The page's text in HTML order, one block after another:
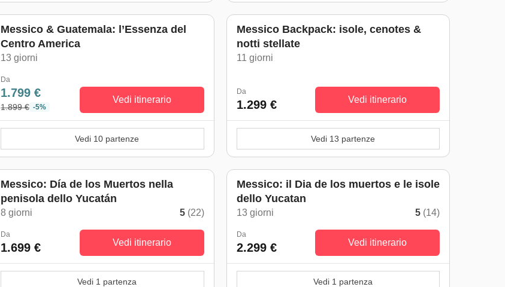
Messico & Guatemala: l’Essenza del
Centro America
13 giorni
Da
1.799 €
1.899 € -5%
Vedi itinerario
Vedi 10 partenze
Messico Backpack: isole, cenotes &
notti stellate
11 giorni
Da
1.299 € Vedi itinerario
Vedi 13 partenze
Messico: Día de los Muertos nella
penisola dello Yucatán
8 giorni 5 (22)
Da
1.699 € Vedi itinerario
Vedi 1 partenza
Messico: il Dia de los muertos e le isole
dello Yucatan
13 giorni 5 (14)
Da
2.299 € Vedi itinerario
Vedi 1 partenza